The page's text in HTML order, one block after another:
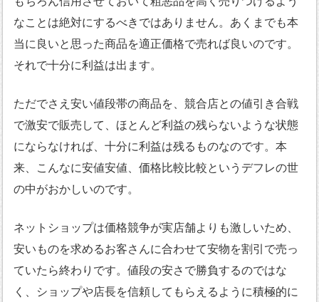
なことは絶対にするべきではありません。あくまでも本
当に良いと思った商品を適正価格で売れば良いのです。
それで十分に利益は出ます。
ただでさえ安い値段帯の商品を、競合店との値引き合戦
で激安で販売して、ほとんど利益の残らないような状態
にならなければ、十分に利益は残るものなのです。本
来、こんなに安値安値、価格比較比較というデフレの世
の中がおかしいのです。
ネットショップは価格競争が実店舗よりも激しいため、
安いものを求めるお客さんに合わせて安物を割引で売っ
ていたら終わりです。値段の安さで勝負するのではな
く、ショップや店長を信頼してもらえるように積極的に